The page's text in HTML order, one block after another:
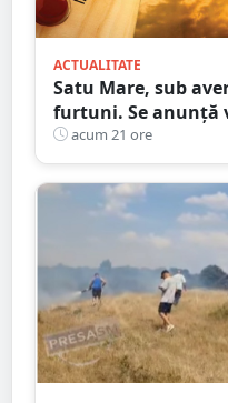
ACTUALITATE
Satu Mare, sub
furtuni. Se anunță
ridicate. Avertizarea
acum 21 ore